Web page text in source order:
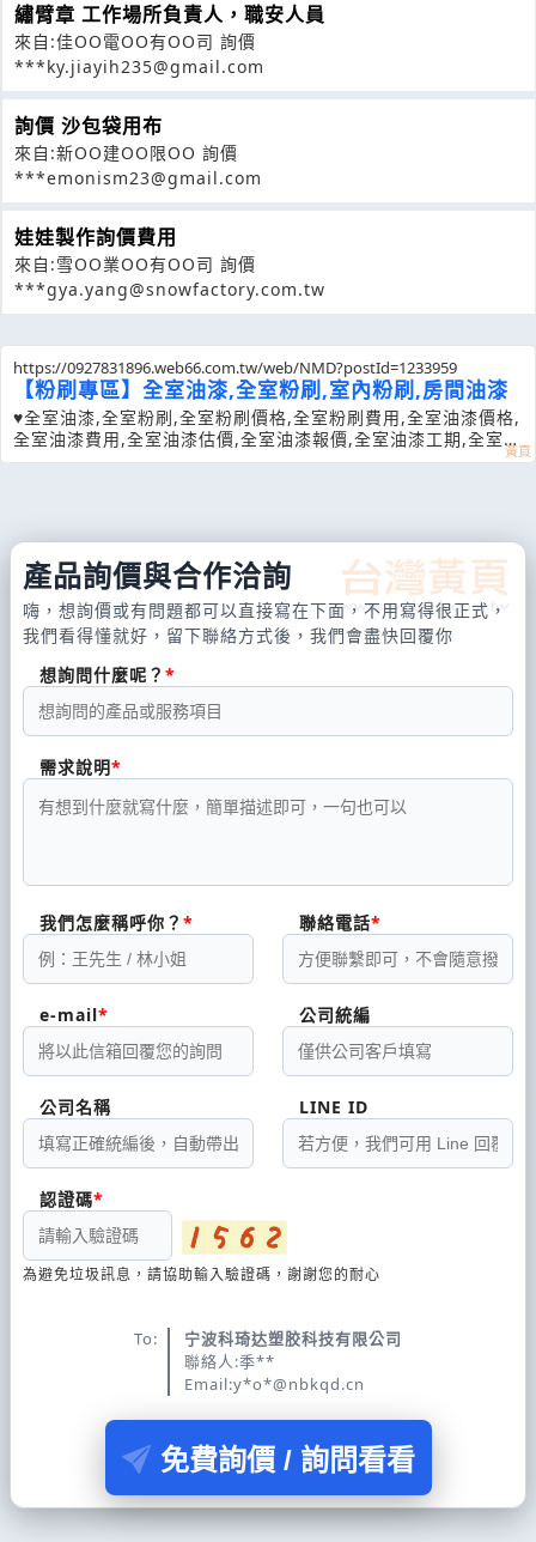
繡臂章 工作場所負責人，職安人員
來自:佳OO電OO有OO司 詢價
***ky.jiayih235@gmail.com
詢價 沙包袋用布
來自:新OO建OO限OO 詢價
***emonism23@gmail.com
娃娃製作詢價費用
來自:雪OO業OO有OO司 詢價
***gya.yang@snowfactory.com.tw
https://0927831896.web66.com.tw/web/NMD?postId=1233959
【粉刷專區】全室油漆,全室粉刷,室內粉刷,房間油漆
♥全室油漆,全室粉刷,全室粉刷價格,全室粉刷費用,全室油漆價格,
全室油漆費用,全室油漆估價,全室油漆報價,全室油漆工期,全室批
土
產品詢價與合作洽詢
嗨，想詢價或有問題都可以直接寫在下面，不用寫得很正式，
我們看得懂就好，留下聯絡方式後，我們會盡快回覆你
想詢問什麼呢？
需求說明
我們怎麼稱呼你？ 聯絡電話
e-mail 公司統編
公司名稱 LINE ID
認證碼
為避免垃圾訊息，請協助輸入驗證碼，謝謝您的耐心
To:
宁波科琦达塑胶科技有限公司
聯絡人:季**
Email:y*o*@nbkqd.cn
免費詢價 / 詢問看看